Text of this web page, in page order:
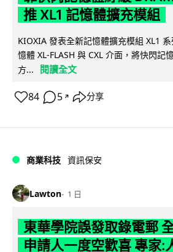
推 XL1 記憶體擴充模組
KIOXIA 發表全新記憶體擴充模組 XL1
憶體 XL-FLASH 與 CXL 介面，將快閃記
方...
閱讀全文
84 5 ↗ 分享
商業科技 資訊保安
Lawton 1 日
東華學院誤發取錄電郵
申請人一度空歡喜 專家: